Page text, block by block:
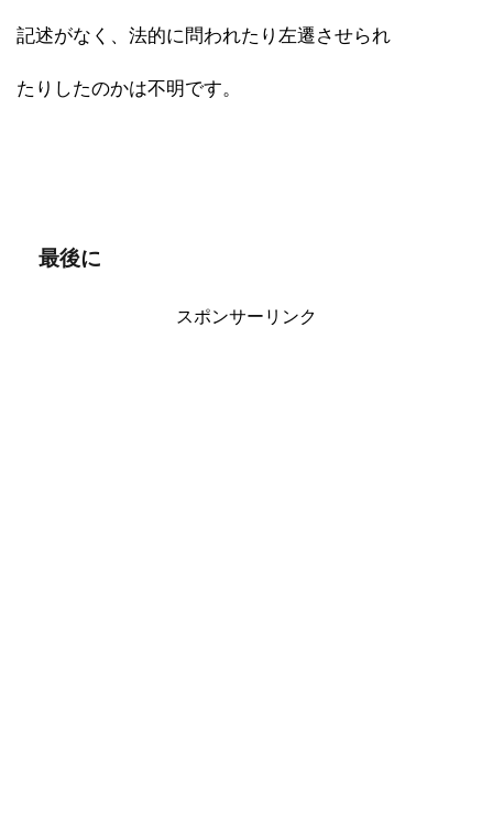
記述がなく、法的に問われたり左遷させられ
たりしたのかは不明です。
最後に
スポンサーリンク